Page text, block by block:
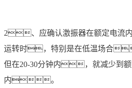
2、应确认激振器在额定电
运转时，特别是在低温场合
但在20-30分钟内，就减少到额
内。